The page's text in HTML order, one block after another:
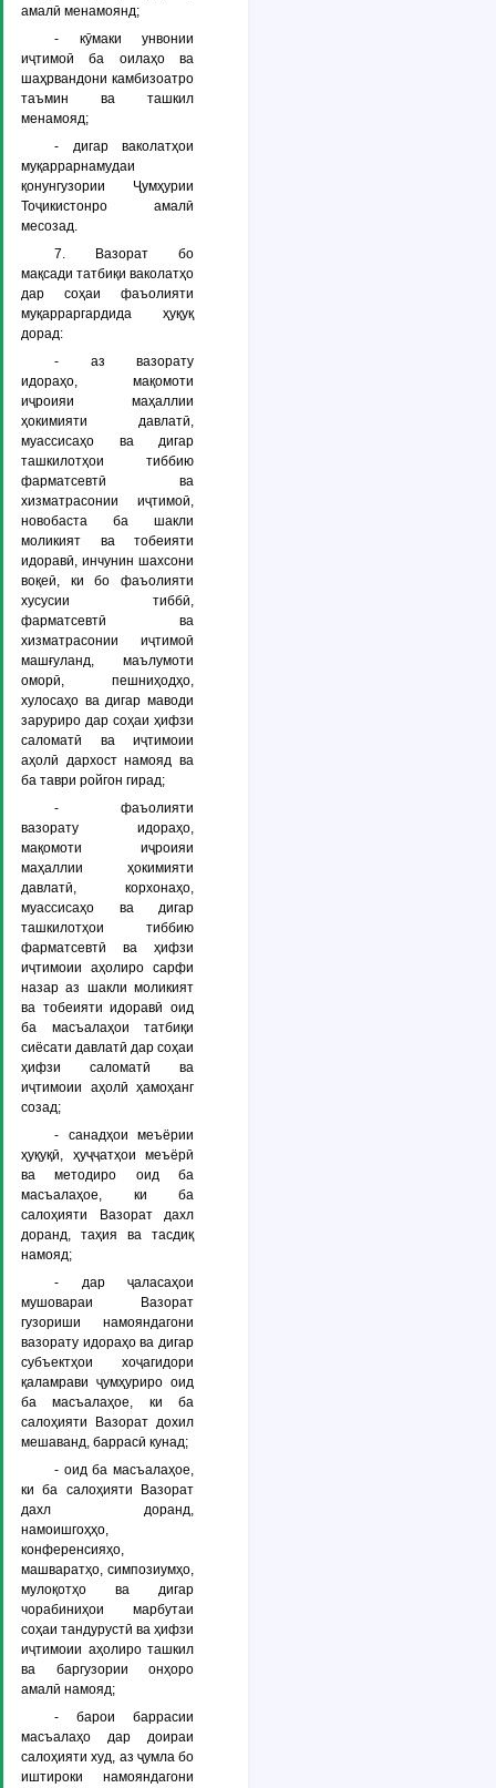
амалӣ менамоянд;
- кӯмаки унвонии
иҷтимоӣ ба оилаҳо ва
шаҳрвандони камбизоатро
таъмин ва ташкил
менамояд;
- дигар ваколатҳои
муқаррарнамудаи
қонунгузории Ҷумҳурии
Тоҷикистонро амалӣ
месозад.
7. Вазорат бо
мақсади татбиқи ваколатҳо
дар соҳаи фаъолияти
муқарраргардида ҳуқуқ
дорад:
- аз вазорату
идораҳо, мақомоти
иҷроияи маҳаллии
ҳокимияти давлатӣ,
муассисаҳо ва дигар
ташкилотҳои тиббию
фарматсевтӣ ва
хизматрасонии иҷтимоӣ,
новобаста ба шакли
моликият ва тобеияти
идоравӣ, инчунин шахсони
воқеӣ, ки бо фаъолияти
хусусии тиббӣ,
фарматсевтӣ ва
хизматрасонии иҷтимоӣ
машғуланд, маълумоти
оморӣ, пешниҳодҳо,
хулосаҳо ва дигар маводи
заруриро дар соҳаи ҳифзи
саломатӣ ва иҷтимоии
аҳолӣ дархост намояд ва
ба таври ройгон гирад;
- фаъолияти
вазорату идораҳо,
мақомоти иҷроияи
маҳаллии ҳокимияти
давлатӣ, корхонаҳо,
муассисаҳо ва дигар
ташкилотҳои тиббию
фарматсевтӣ ва ҳифзи
иҷтимоии аҳолиро сарфи
назар аз шакли моликият
ва тобеияти идоравӣ оид
ба масъалаҳои татбиқи
сиёсати давлатӣ дар соҳаи
ҳифзи саломатӣ ва
иҷтимоии аҳолӣ ҳамоҳанг
созад;
- санадҳои меъёрии
ҳуқуқӣ, ҳуҷҷатҳои меъёрӣ
ва методиро оид ба
масъалаҳое, ки ба
салоҳияти Вазорат дахл
доранд, таҳия ва тасдиқ
намояд;
- дар ҷаласаҳои
мушовараи Вазорат
гузориши намояндагони
вазорату идораҳо ва дигар
субъектҳои хоҷагидори
қаламрави ҷумҳуриро оид
ба масъалаҳое, ки ба
салоҳияти Вазорат дохил
мешаванд, баррасӣ кунад;
- оид ба масъалаҳое,
ки ба салоҳияти Вазорат
дахл доранд,
намоишгоҳҳо,
конференсияҳо,
машваратҳо, симпозиумҳо,
мулоқотҳо ва дигар
чорабиниҳои марбутаи
соҳаи тандурустӣ ва ҳифзи
иҷтимоии аҳолиро ташкил
ва баргузории онҳоро
амалӣ намояд;
- барои баррасии
масъалаҳо дар доираи
салоҳияти худ, аз ҷумла бо
иштироки намояндагони